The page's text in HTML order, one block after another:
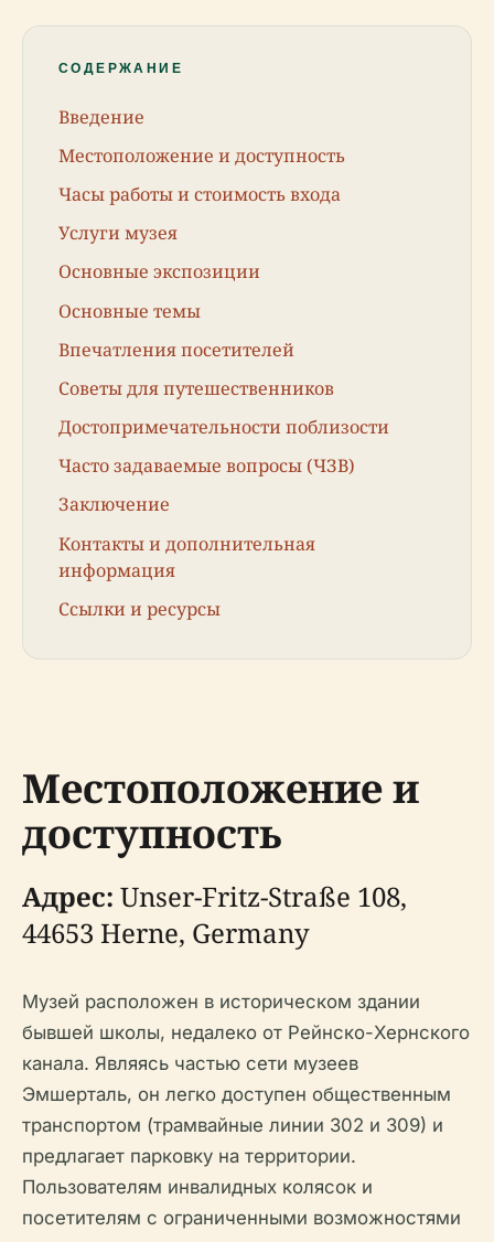
СОДЕРЖАНИЕ
Введение
Местоположение и доступность
Часы работы и стоимость входа
Услуги музея
Основные экспозиции
Основные темы
Впечатления посетителей
Советы для путешественников
Достопримечательности поблизости
Часто задаваемые вопросы (ЧЗВ)
Заключение
Контакты и дополнительная
информация
Ссылки и ресурсы
Местоположение и
доступность
Адрес: Unser-Fritz-Straße 108,
44653 Herne, Germany
Музей расположен в историческом здании
бывшей школы, недалеко от Рейнско-Хернского
канала. Являясь частью сети музеев
Эмшерталь, он легко доступен общественным
транспортом (трамвайные линии 302 и 309) и
предлагает парковку на территории.
Пользователям инвалидных колясок и
посетителям с ограниченными возможностями